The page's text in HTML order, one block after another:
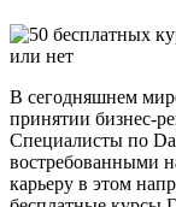
В сегодняшнем
принятии бизнес-
Специалисты по
востребованными
карьеру в этом